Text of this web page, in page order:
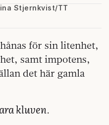
Stjernkvist/TT
för sin litenhet,
samt impotens,
det här gamla
kluven.